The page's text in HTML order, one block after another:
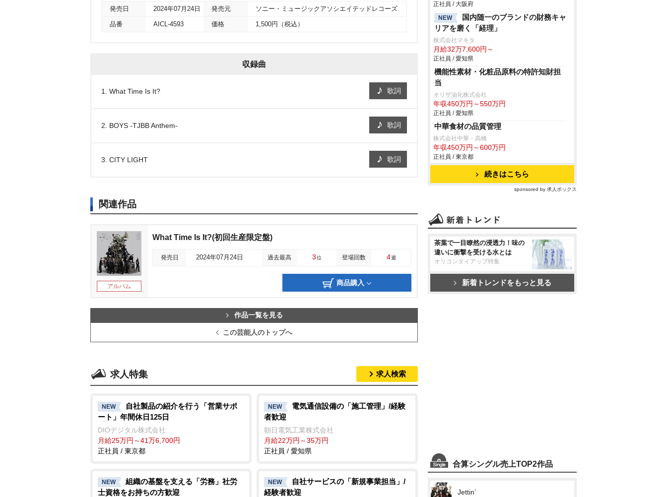
発売日 2024年07月24日 発売元 ソニー・ミュージックアソシエイテッドレコーズ
品番 AICL-4593 価格 1,500円（税込）
収録曲
1. What Time Is It? 歌詞
2. BOYS -TJBB Anthem- 歌詞
3. CITY LIGHT 歌詞
関連作品
アルバム
What Time Is It?(初回生産限定盤)
発売日 2024年07月24日 過去最高 3位 登場回数 4週
商品購入
作品一覧を見る
この芸能人のトップへ
求人特集 求人検索
NEW
自社製品の紹介を行う「営業サポ
ート」年間休日125日
DIOデジタル株式会社
月給25万円～41万6,700円
正社員 / 東京都
NEW
電気通信設備の「施工管理」/経験
者歓迎
朝日電気工業株式会社
月給22万円～35万円
正社員 / 愛知県
NEW
組織の基盤を支える「労務」社労
士資格をお持ちの方歓迎
NEW
自社サービスの「新規事業担当」/
経験者歓迎
正社員 / 大阪府
NEW
国内随一のブランドの財務キャ
リアを磨く「経理」
株式会社マキタ
月給32万7,600円～
正社員 / 愛知県
機能性素材・化粧品原料の特許知財担
当
オリザ油化株式会社
年収450万円～550万円
正社員 / 愛知県
中華食材の品質管理
株式会社中華・高橋
年収450万円～600万円
正社員 / 東京都
続きはこちら
sponsored by 求人ボックス
茶葉で一目瞭然の浸透力！味の
違いに衝撃を受ける水とは
オリコンタイアップ特集
新着トレンドをもっと見る
合算シングル売上TOP2作品
Jettin’